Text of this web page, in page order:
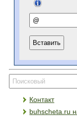
Контакт
buhscheta.ru